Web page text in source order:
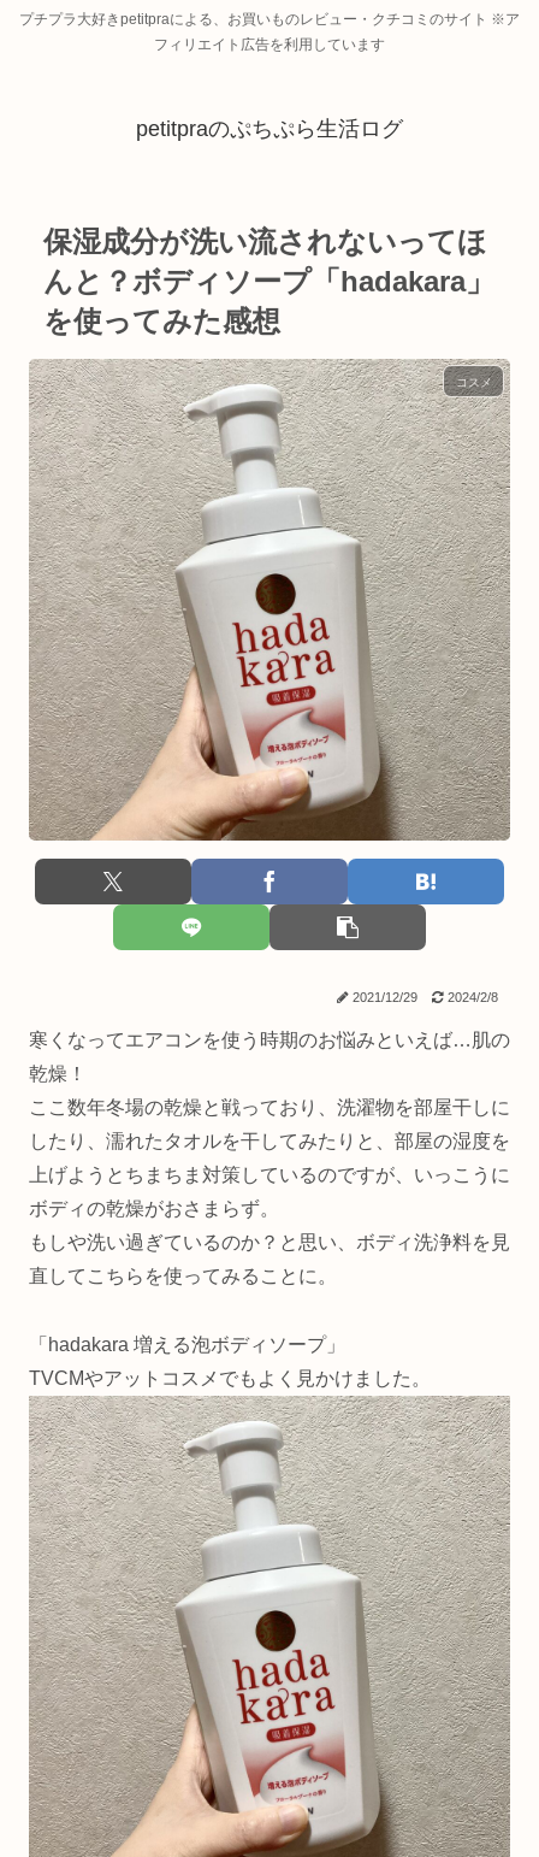
プチプラ大好きpetitpraによる、お買いものレビュー・クチコミのサイト ※ア
フィリエイト広告を利用しています
petitpraのぷちぷら生活ログ
保湿成分が洗い流されないってほ
んと？ボディソープ「hadakara」
を使ってみた感想
コスメ
2021/12/29 2024/2/8
寒くなってエアコンを使う時期のお悩みといえば…肌の
乾燥！
ここ数年冬場の乾燥と戦っており、洗濯物を部屋干しに
したり、濡れたタオルを干してみたりと、部屋の湿度を
上げようとちまちま対策しているのですが、いっこうに
ボディの乾燥がおさまらず。
もしや洗い過ぎているのか？と思い、ボディ洗浄料を見
直してこちらを使ってみることに。
「hadakara 増える泡ボディソープ」
TVCMやアットコスメでもよく見かけました。